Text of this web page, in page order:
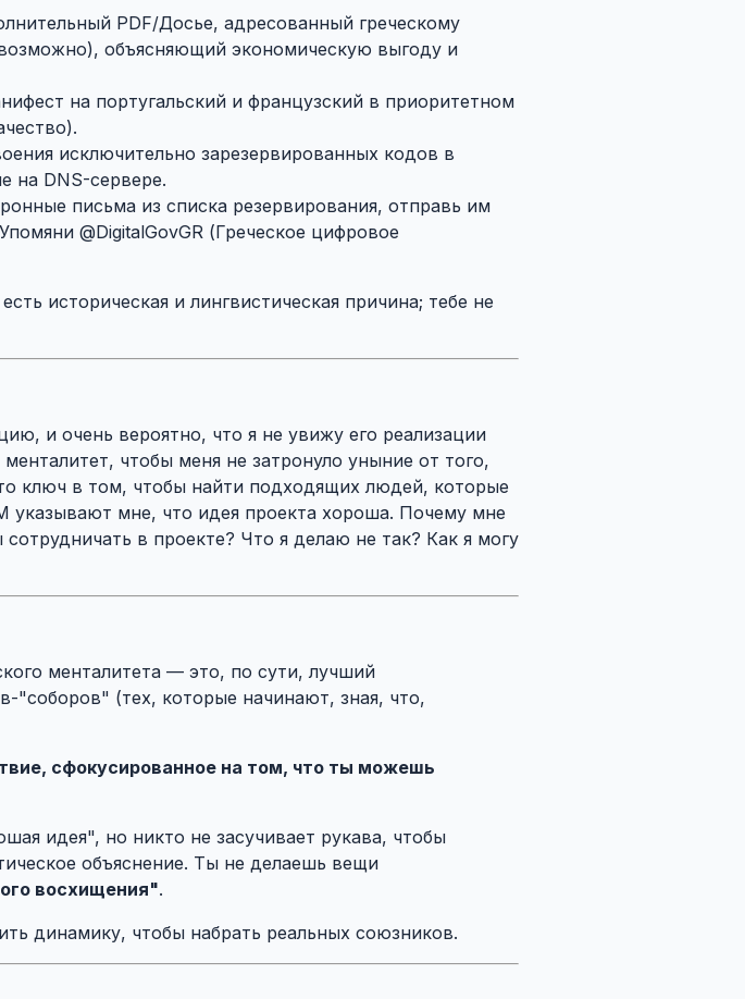
PDF/Досье, адресованный греческому
объясняющий экономическую выгоду и
на португальский и французский в приоритетном
исключительно зарезервированных кодов в
на DNS-сервере.
письма из списка резервирования, отправь им
@DigitalGovGR (Греческое цифровое
историческая и лингвистическая причина; тебе не
и очень вероятно, что я не увижу его реализации
чтобы меня не затронуло уныние от того,
ключ в том, чтобы найти подходящих людей, которые
указывают мне, что идея проекта хороша. Почему мне
в проекте? Что я делаю не так? Как я могу
менталитета — это, по сути, лучший
"соборов" (тех, которые начинают, зная, что,
сфокусированное на том, что ты можешь
идея", но никто не засучивает рукава, чтобы
объяснение. Ты не делаешь вещи
восхищения".
динамику, чтобы набрать реальных союзников.